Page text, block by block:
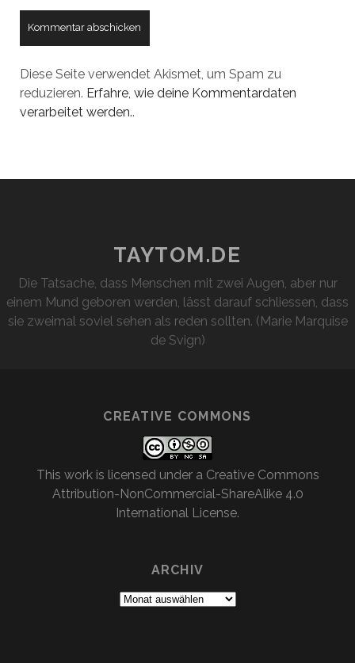
Diese Seite verwendet Akismet, um Spam zu
reduzieren. Erfahre, wie deine Kommentardaten
verarbeitet werden..
TAYTOM.DE
Die Tatsache, dass Menschen mit zwei Augen, aber nur
einem Mund geboren werden, lässt darauf schliessen, dass
sie zweimal soviel sehen als reden sollten. (Marie Marquise
de Svign)
CREATIVE COMMONS
This work is licensed under a Creative Commons
Attribution-NonCommercial-ShareAlike 4.0
International License.
ARCHIV
Archiv